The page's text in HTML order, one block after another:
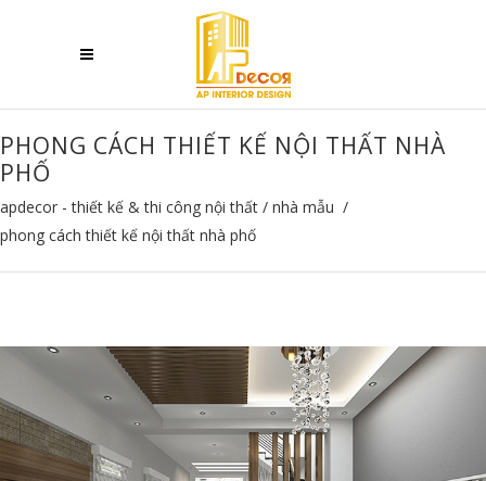
PHONG CÁCH THIẾT KẾ NỘI THẤT NHÀ
PHỐ
apdecor - thiết kế & thi công nội thất / nhà mẫu /
phong cách thiết kế nội thất nhà phố